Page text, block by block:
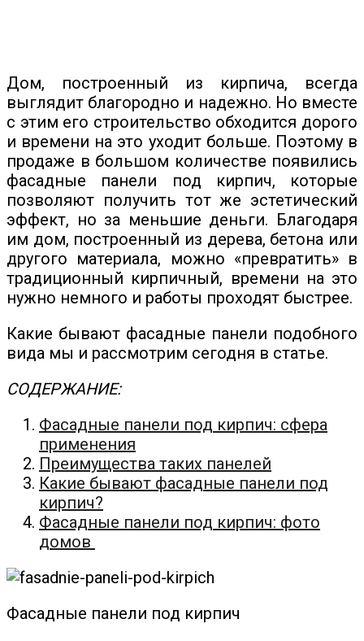
Дом, построенный из кирпича, всегда
выглядит благородно и надежно. Но вместе
с этим его строительство обходится дорого
и времени на это уходит больше. Поэтому в
продаже в большом количестве появились
фасадные панели под кирпич, которые
позволяют получить тот же эстетический
эффект, но за меньшие деньги. Благодаря
им дом, построенный из дерева, бетона или
другого материала, можно «превратить» в
традиционный кирпичный, времени на это
нужно немного и работы проходят быстрее.
Какие бывают фасадные панели подобного
вида мы и рассмотрим сегодня в статье.
СОДЕРЖАНИЕ:
Фасадные панели под кирпич: сфера
применения
Преимущества таких панелей
Какие бывают фасадные панели под
кирпич?
Фасадные панели под кирпич: фото
домов
Фасадные панели под кирпич